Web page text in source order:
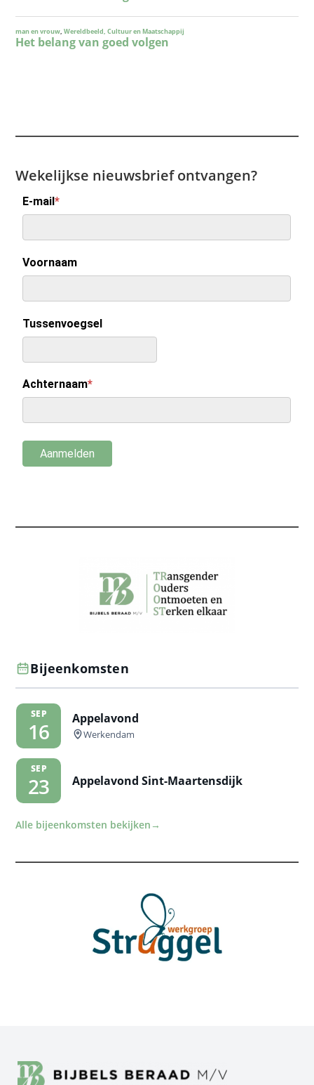
Wekelijkse nieuwsbrief ontvangen?
Bijeenkomsten
SEP
16
Appelavond
Werkendam
SEP
23 Appelavond Sint-Maartensdijk
Alle bijeenkomsten bekijken →